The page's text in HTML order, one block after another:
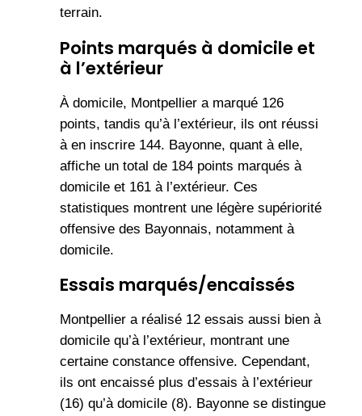
terrain.
Points marqués à domicile et
à l’extérieur
À domicile, Montpellier a marqué 126
points, tandis qu’à l’extérieur, ils ont réussi
à en inscrire 144. Bayonne, quant à elle,
affiche un total de 184 points marqués à
domicile et 161 à l’extérieur. Ces
statistiques montrent une légère supériorité
offensive des Bayonnais, notamment à
domicile.
Essais marqués/encaissés
Montpellier a réalisé 12 essais aussi bien à
domicile qu’à l’extérieur, montrant une
certaine constance offensive. Cependant,
ils ont encaissé plus d’essais à l’extérieur
(16) qu’à domicile (8). Bayonne se distingue